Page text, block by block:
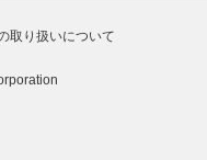
取り扱いについて